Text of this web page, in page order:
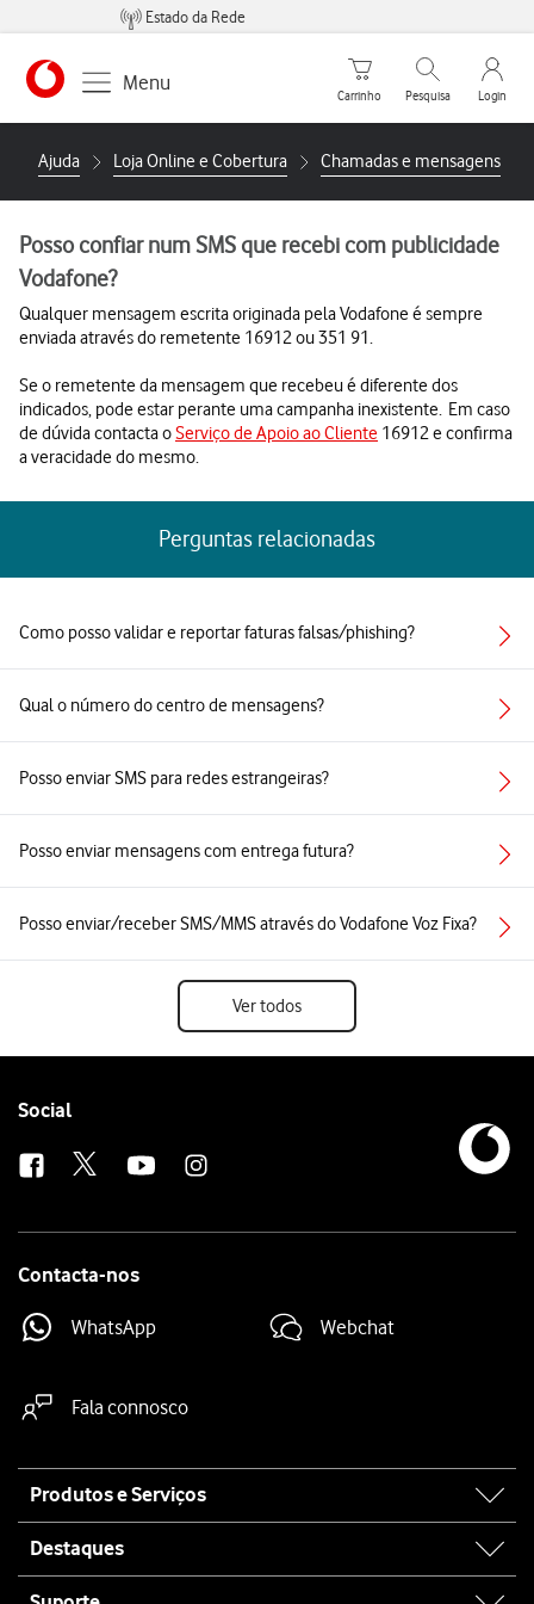
Estado da Rede
https://www.vodafone.pt
Menu
Carrinho de compras
Carrinho
Pesquisar
Pesquisa
My
Login
Ajuda Loja Online e Cobertura Chamadas e mensagens
Posso confiar num SMS que recebi com publicidade
Vodafone?
Qualquer mensagem escrita originada pela Vodafone é sempre
enviada através do remetente 16912 ou 351 91.
Se o remetente da mensagem que recebeu é diferente dos
indicados, pode estar perante uma campanha inexistente. Em caso
de dúvida contacta oServiço de Apoio ao Cliente 16912 e confirma
a veracidade do mesmo.
Perguntas relacionadas
Como posso validar e reportar faturas falsas/phishing?
Qual o número do centro de mensagens?
Posso enviar SMS para redes estrangeiras?
Posso enviar mensagens com entrega futura?
Posso enviar/receber SMS/MMS através do Vodafone Voz Fixa?
Ver todos
Follow
Social
Contacta-nos
WhatsApp Webchat
Fala connosco
map
Produtos e Serviços
Destaques